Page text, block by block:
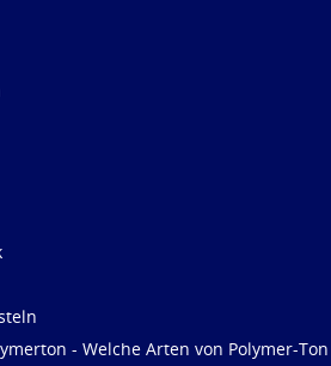
- Welche Arten von Polymer-